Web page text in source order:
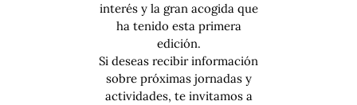
interés y la gran acogida que
ha tenido esta primera
edición.
Si deseas recibir información
sobre próximas jornadas y
actividades, te invitamos a